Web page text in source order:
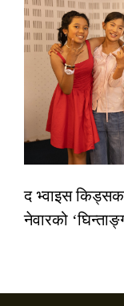
द भ्वाइस
नेवारको